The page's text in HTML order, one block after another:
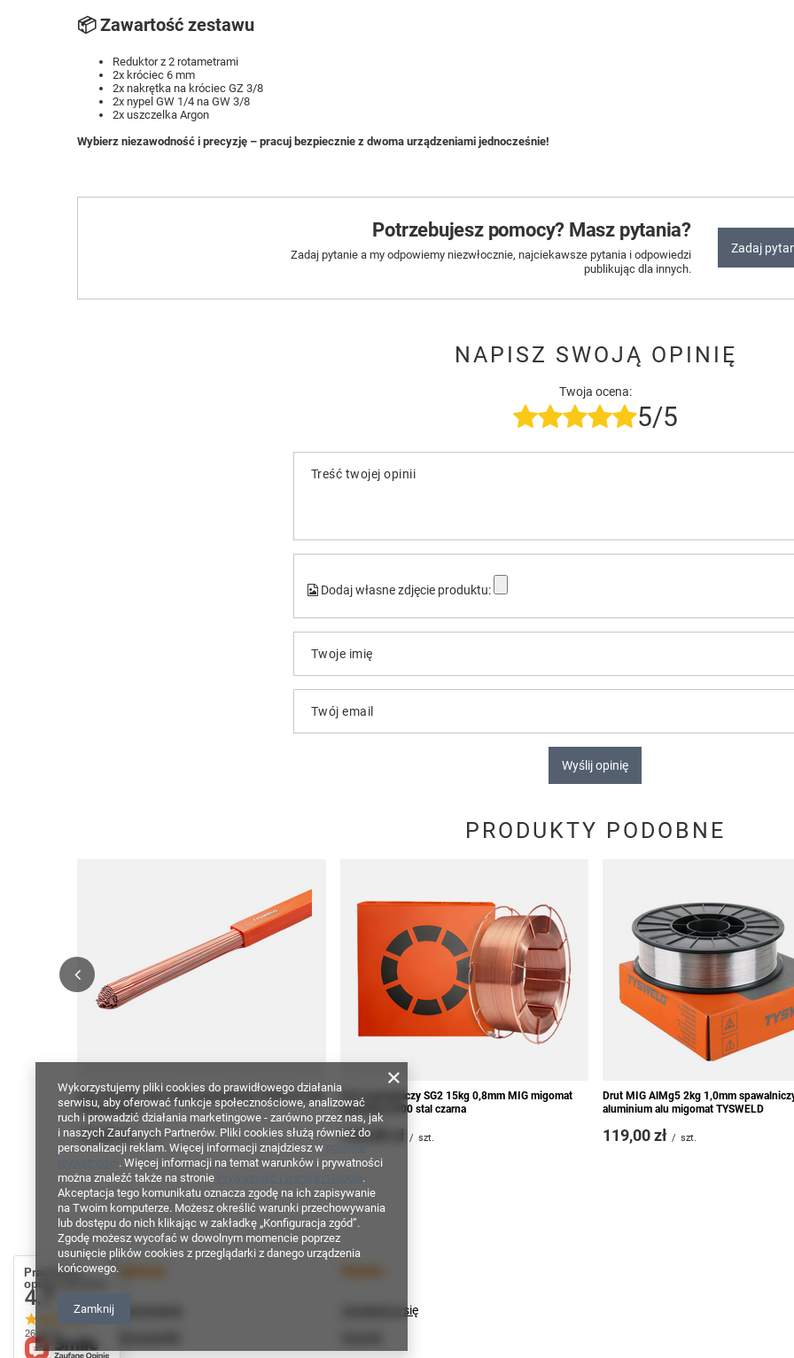
📦 Zawartość zestawu
Reduktor z 2 rotametrami
2x króciec 6 mm
2x nakrętka na króciec GZ 3/8
2x nypel GW 1/4 na GW 3/8
2x uszczelka Argon
Wybierz niezawodność i precyzję – pracuj bezpiecznie z dwoma urządzeniami jednocześnie!
Potrzebujesz pomocy? Masz pytania?
Zadaj pytanie a my odpowiemy niezwłocznie, najciekawsze pytania i odpowiedzi
publikując dla innych.
Zadaj
NAPISZ SWOJĄ OPINIĘ
Twoja ocena:
5/5
Treść twojej opinii
Dodaj własne zdjęcie produktu:
Twoje imię
Twój email
Wyślij opinię
PRODUKTY PODOBNE
Drut TIG SG2 1kg 2,4mm spawalniczy T20W do stali
czarnej pręty
19,00 zł / szt.
Drut spawalniczy SG2 15kg 0,8mm MIG migomat
spawarka D300 stal czarna
149,00 zł / szt.
Drut MIG AlMg5 2kg 1,0mm
aluminium alu migomat TYSWELD
119,00 zł / szt.
Zamówienia
Status zamówienia
Śledzenie przesyłki
Zarejestruj się
Prawdziwe
opinie klientów
4.7
26 opinii
Wykorzystujemy pliki cookies do prawidłowego działania
serwisu, aby oferować funkcje społecznościowe, analizować
ruch i prowadzić działania marketingowe - zarówno przez nas, jak
i naszych Zaufanych Partnerów. Pliki cookies służą również do
personalizacji reklam. Więcej informacji znajdziesz w
. Więcej informacji na temat warunków i prywatności
można znaleźć także na stronie
.
Akceptacja tego komunikatu oznacza zgodę na ich zapisywanie
na Twoim komputerze. Możesz określić warunki przechowywania
lub dostępu do nich klikając w zakładkę „Konfiguracja zgód”.
Zgodę możesz wycofać w dowolnym momencie poprzez
usunięcie plików cookies z przeglądarki z danego urządzenia
końcowego.
Zamknij